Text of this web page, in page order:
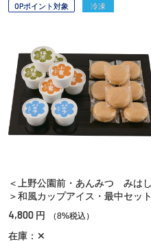
OPポイント対象 冷凍
＜上野公園前・あんみつ みはし
＞和風カップアイス・最中セット
4,800 円 （8%税込）
在庫：✕